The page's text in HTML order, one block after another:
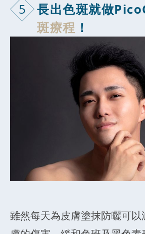
5
長出色斑就做
斑療程 ！
雖然每天為皮膚塗抹防曬可